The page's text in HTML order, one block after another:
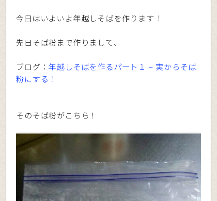
今日はいよいよ年越しそばを作ります！
先日そば粉まで作りまして、
ブログ：年越しそばを作るパート１ – 実からそば
粉にする！
そのそば粉がこちら！